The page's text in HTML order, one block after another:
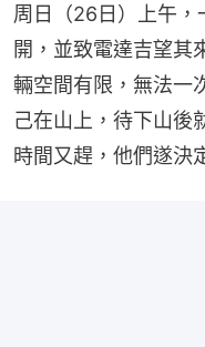
周日（26日）上午，
開，並致電達吉望其
輛空間有限，無法一
己在山上，待下山後
時間又趕，他們遂決